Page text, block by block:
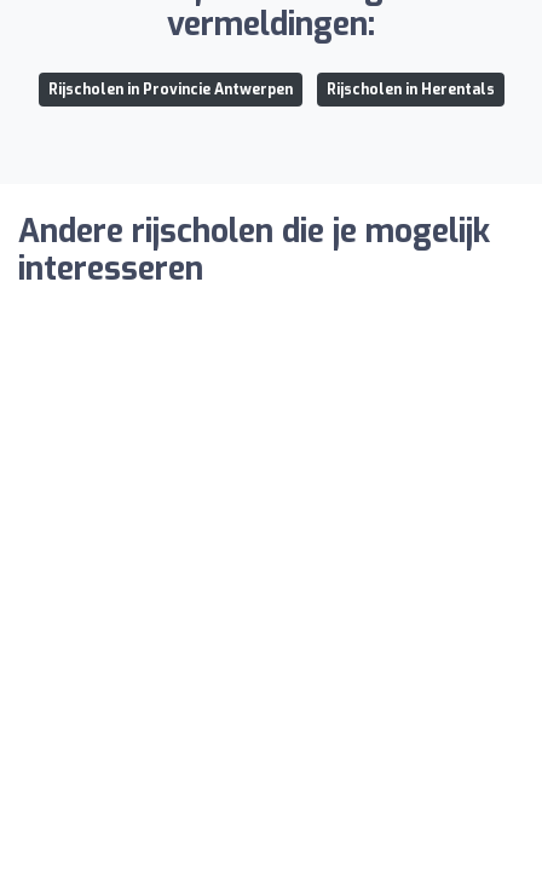
vermeldingen:
Rijscholen in Provincie Antwerpen Rijscholen in Herentals
Andere rijscholen die je mogelijk
interesseren